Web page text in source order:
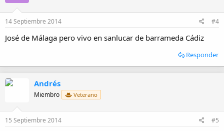
14 Septiembre 2014 #4
José de Málaga pero vivo en sanlucar de barrameda Cádiz
Responder
Andrés
Miembro Veterano
15 Septiembre 2014 #5